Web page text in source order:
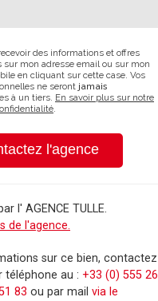
des informations et offres
sur mon adresse email ou sur mon
en cliquant sur cette case. Vos
ne seront jamais
à un tiers. En savoir plus sur notre
.
l'agence
l' AGENCE TULLE.
de l'agence.
sur ce bien, contactez
téléphone au : +33 (0) 555 26
83 ou par mail via le